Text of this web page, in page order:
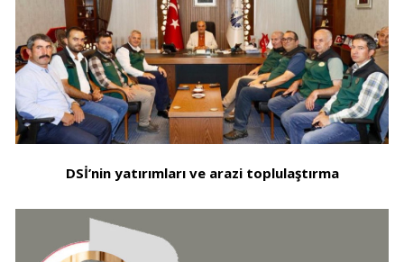
DSİ’nin yatırımları ve arazi toplulaştırma